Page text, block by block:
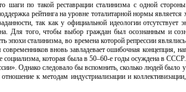
шаги по такой реставрации сталинизма с одной
рейтинга на уровне тоталитарной нормы
так как у официальной идеологии отсутствует
Для того, чтобы выбор граждан был осознанным и
эпохи сталинизма, во времена которой репрессии
вновь завладевает ошибочная концепция,
социализма, которая была в 50–60-е годы осуждена в
Однако следовало бы вспомнить, сколько людей было
к методам индустриализации и